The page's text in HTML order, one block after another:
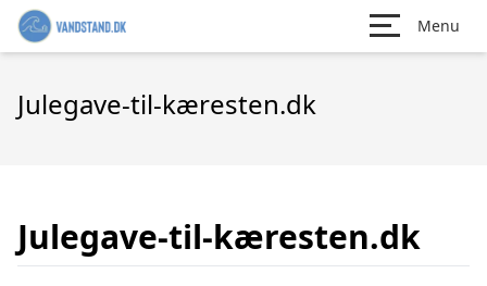
Menu
Julegave-til-kæresten.dk
Julegave-til-kæresten.dk